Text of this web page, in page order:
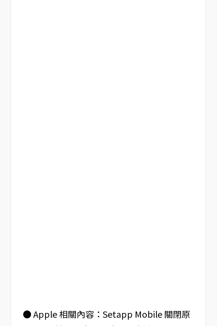
● Apple 相關內容：Setapp Mobile 關閉原